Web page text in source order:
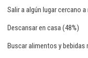
Salir a algún lugar cercano
Descansar en casa (48%)
Buscar alimentos y